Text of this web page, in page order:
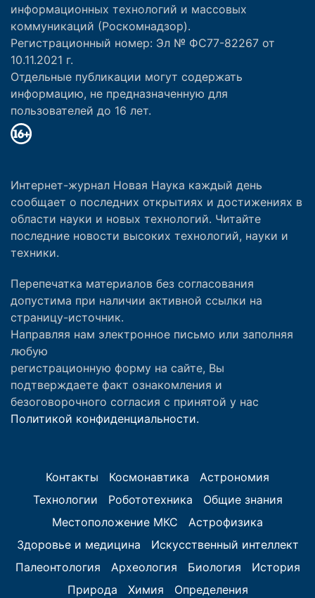
информационных технологий и массовых
коммуникаций (Роскомнадзор).
Регистрационный номер: Эл № ФС77-82267 от
10.11.2021 г.
Отдельные публикации могут содержать
информацию, не предназначенную для
пользователей до 16 лет.
Интернет-журнал Новая Наука каждый день
сообщает о последних открытиях и достижениях в
области науки и новых технологий. Читайте
последние новости высоких технологий, науки и
техники.
Перепечатка материалов без согласования
допустима при наличии активной ссылки на
страницу-источник.
Направляя нам электронное письмо или заполняя
любую
регистрационную форму на сайте, Вы
подтверждаете факт ознакомления и
безоговорочного согласия с принятой у нас
Политикой конфиденциальности.
Контакты Космонавтика
Астрономия
Технологии
Робототехника
Общие знания
Местоположение МКС
Астрофизика
Здоровье и медицина
Искусственный интеллект
Палеонтология
Археология Биология
История
Природа
Химия Определения